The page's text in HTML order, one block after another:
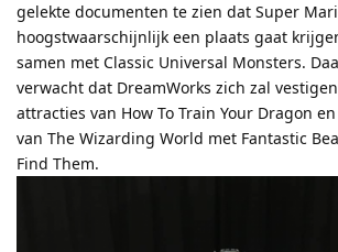
gelekte documenten te zien dat Super
hoogstwaarschijnlijk een plaats gaat
samen met Classic Universal Monsters.
verwacht dat DreamWorks zich zal
attracties van How To Train Your Dragon
van The Wizarding World met Fantastic
Find Them.